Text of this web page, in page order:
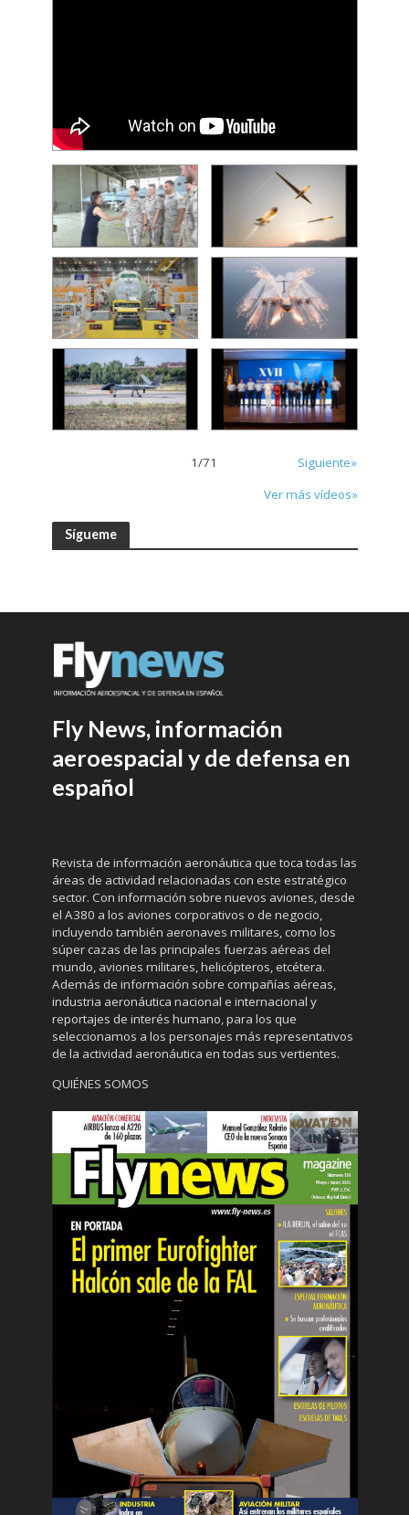
1/71
Siguiente»
Ver más vídeos»
Sígueme
Fly News, información
aeroespacial y de defensa en
español
Revista de información aeronáutica que toca todas las
áreas de actividad relacionadas con este estratégico
sector. Con información sobre nuevos aviones, desde
el A380 a los aviones corporativos o de negocio,
incluyendo también aeronaves militares, como los
súper cazas de las principales fuerzas aéreas del
mundo, aviones militares, helicópteros, etcétera.
Además de información sobre compañías aéreas,
industria aeronáutica nacional e internacional y
reportajes de interés humano, para los que
seleccionamos a los personajes más representativos
de la actividad aeronáutica en todas sus vertientes.
QUIÉNES SOMOS